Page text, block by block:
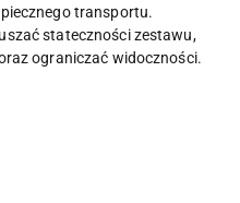
transportu.
stateczności zestawu,
ograniczać widoczności.